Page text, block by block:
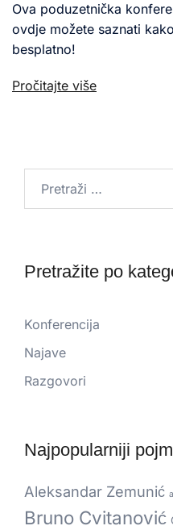
Ova poduzetnička
ovdje možete saznati
besplatno!
Pročitajte više
Pretražite po
Konferencija
Najave
Razgovori
Najpopularniji
Aleksandar Zemunić
Bruno Cvitanović